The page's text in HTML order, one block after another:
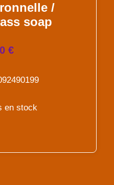
/
soap
€
en stock